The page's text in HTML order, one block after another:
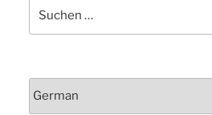
Suchen
nach: